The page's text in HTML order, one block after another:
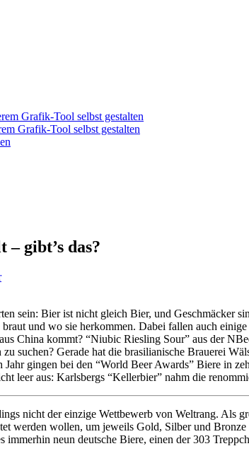
Grafik-Tool selbst gestalten
Grafik-Tool selbst gestalten
– gibt’s das?
sein: Bier ist nicht gleich Bier, und Geschmäcker
und wo sie herkommen. Dabei fallen auch
China kommt? “Niubic Riesling Sour” aus der
zu suchen? Gerade hat die brasilianische Brauerei
gingen bei den “World Beer Awards” Biere in
leer aus: Karlsbergs “Kellerbier” nahm die
nicht der einzige Wettbewerb von Weltrang. Als
werden wollen, um jeweils Gold, Silber und
immerhin neun deutsche Biere, einen der 303